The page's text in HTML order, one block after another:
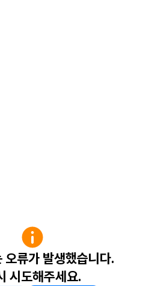
오류가 발생했습니다.
시도해주세요.